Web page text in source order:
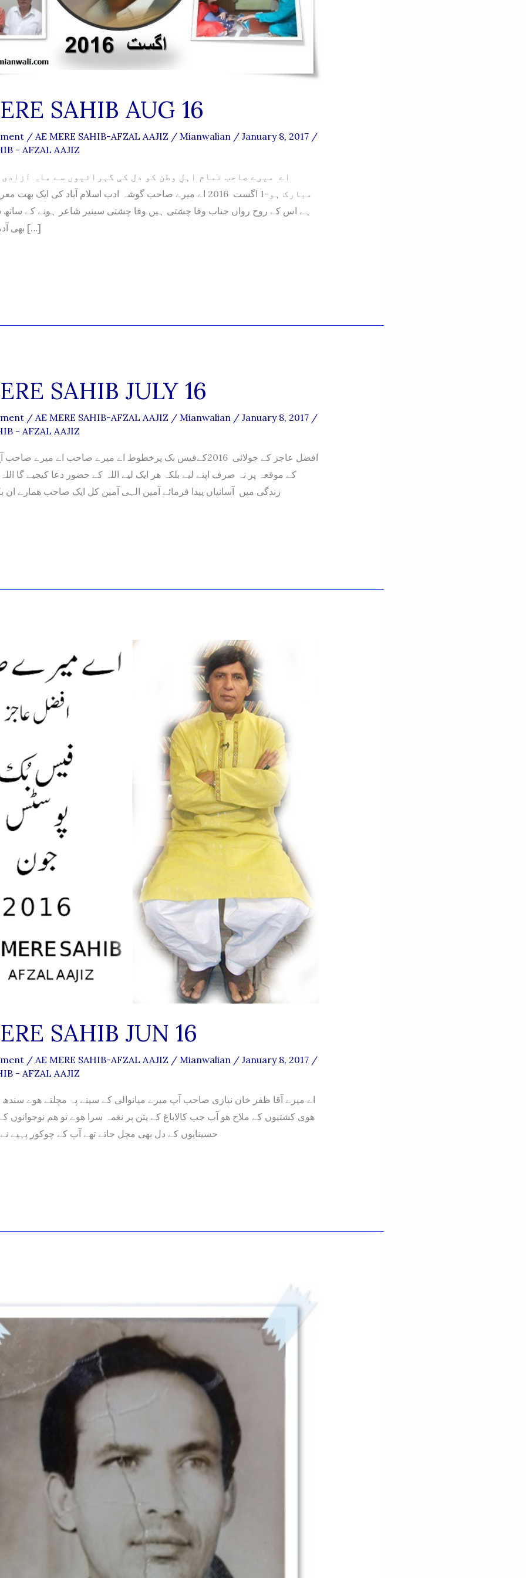
SAHIB AUG 16
/ AE MERE SAHIB-AFZAL AAJIZ / Mianwalian / January 8, 2017 /
- AFZAL AAJIZ
اے میرے صاحب تمام اہلِ وطن کو دل کی گہرائیوں سے ماہ
مبارک ہو-1 اگست 2016 اے میرے صاحب گوشہ ادب اسلام آباد کی ایک
ہے اس کے روح رواں جناب وفا چشتی ہیں وفا چشتی سینیر شاعر ہونے کے
بھی آدمی ہیں انہھوں […]
SAHIB JULY 16
/ AE MERE SAHIB-AFZAL AAJIZ / Mianwalian / January 8, 2017 /
- AFZAL AAJIZ
افضل عاجز کے جولائی 2016کےفیس بک پرخطوط اے میرے صاحب اے میرے
کے موقعہ پر نہ صرف اپنے لیے بلکہ ھر ایک لیے اللہ کے حضور دعا کیجیے گا
زندگی میں آسانیاں پیدا فرمائے آمین الہی آمین کل ایک صاحب ھمارے
SAHIB JUN 16
/ AE MERE SAHIB-AFZAL AAJIZ / Mianwalian / January 8, 2017 /
- AFZAL AAJIZ
اے میرے آقا ظفر خان نیازی صاحب آپ میرے میانوالی کے سینے پہ مچلتے ھوے سندھ
ھوی کشتیوں کے ملاح ھو آپ جب کالاباغ کے پتن پر نغمہ سرا ھوے تو ھم نوجوانوں
حسینایوں کے دل بھی مچل جاتے تھے آپ کے چوکور پہیے